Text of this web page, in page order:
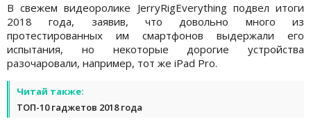
В свежем видеоролике JerryRigEverything подвел итоги
2018 года, заявив, что довольно много из
протестированных им смартфонов выдержали его
испытания, но некоторые дорогие устройства
разочаровали, например, тот же iPad Pro.
Читай также:
ТОП-10 гаджетов 2018 года